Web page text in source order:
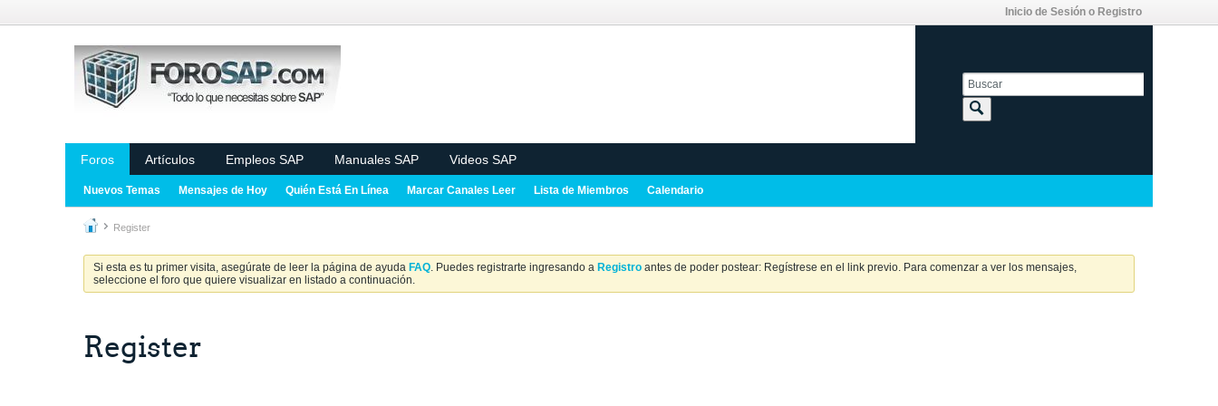
Inicio de Sesión o Registro
Foros Artículos Empleos SAP Manuales SAP Videos SAP
Nuevos Temas Mensajes de Hoy Quién Está En Línea Marcar Canales Leer Lista de Miembros Calendario
Register
Si esta es tu primer visita, asegúrate de leer la página de ayuda FAQ. Puedes registrarte ingresando a Registro antes de poder postear: Regístrese en el link previo. Para comenzar a ver los mensajes,
seleccione el foro que quiere visualizar en listado a continuación.
Register